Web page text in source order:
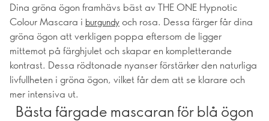
Dina gröna ögon framhävs bäst av THE ONE Hypnotic
Colour Mascara i burgundy och rosa. Dessa färger får dina
gröna ögon att verkligen poppa eftersom de ligger
mittemot på färghjulet och skapar en kompletterande
kontrast. Dessa rödtonade nyanser förstärker den naturliga
livfullheten i gröna ögon, vilket får dem att se klarare och
mer intensiva ut.
Bästa färgade mascaran för blå ögon